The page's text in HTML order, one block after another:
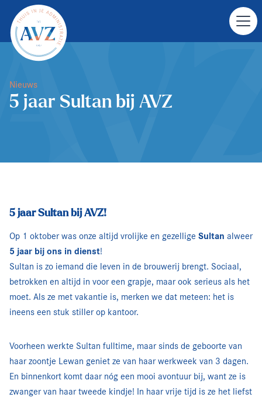
Nieuws
5 jaar Sultan bij AVZ
5 jaar Sultan bij AVZ!
Op 1 oktober was onze altijd vrolijke en gezellige Sultan alweer
5 jaar bij ons in dienst!
Sultan is zo iemand die leven in de brouwerij brengt. Sociaal,
betrokken en altijd in voor een grapje, maar ook serieus als het
moet. Als ze met vakantie is, merken we dat meteen: het is
ineens een stuk stiller op kantoor.
Voorheen werkte Sultan fulltime, maar sinds de geboorte van
haar zoontje Lewan geniet ze van haar werkweek van 3 dagen.
En binnenkort komt daar nóg een mooi avontuur bij, want ze is
zwanger van haar tweede kindje! In haar vrije tijd is ze het liefst